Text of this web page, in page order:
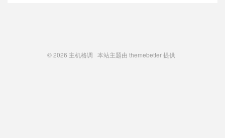
© 2026 主机格调 本站主题由 themebetter提供